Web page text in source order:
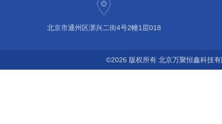
北京市通州区漷兴二街4号2幢1层018
©2026 版权所有 北京万聚恒鑫科技